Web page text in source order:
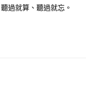
聽過就算、聽過就忘。